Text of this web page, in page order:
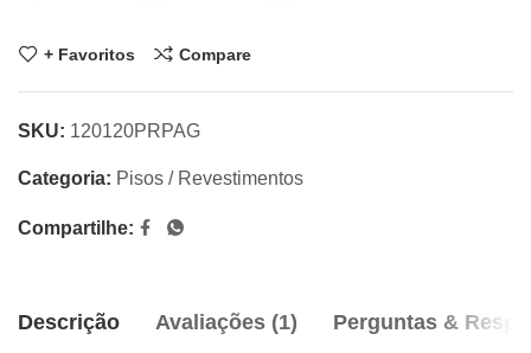
+ Favoritos Compare
SKU: 120120PRPAG
Categoria: Pisos / Revestimentos
Compartilhe:
Descrição Avaliações (1) Perguntas &